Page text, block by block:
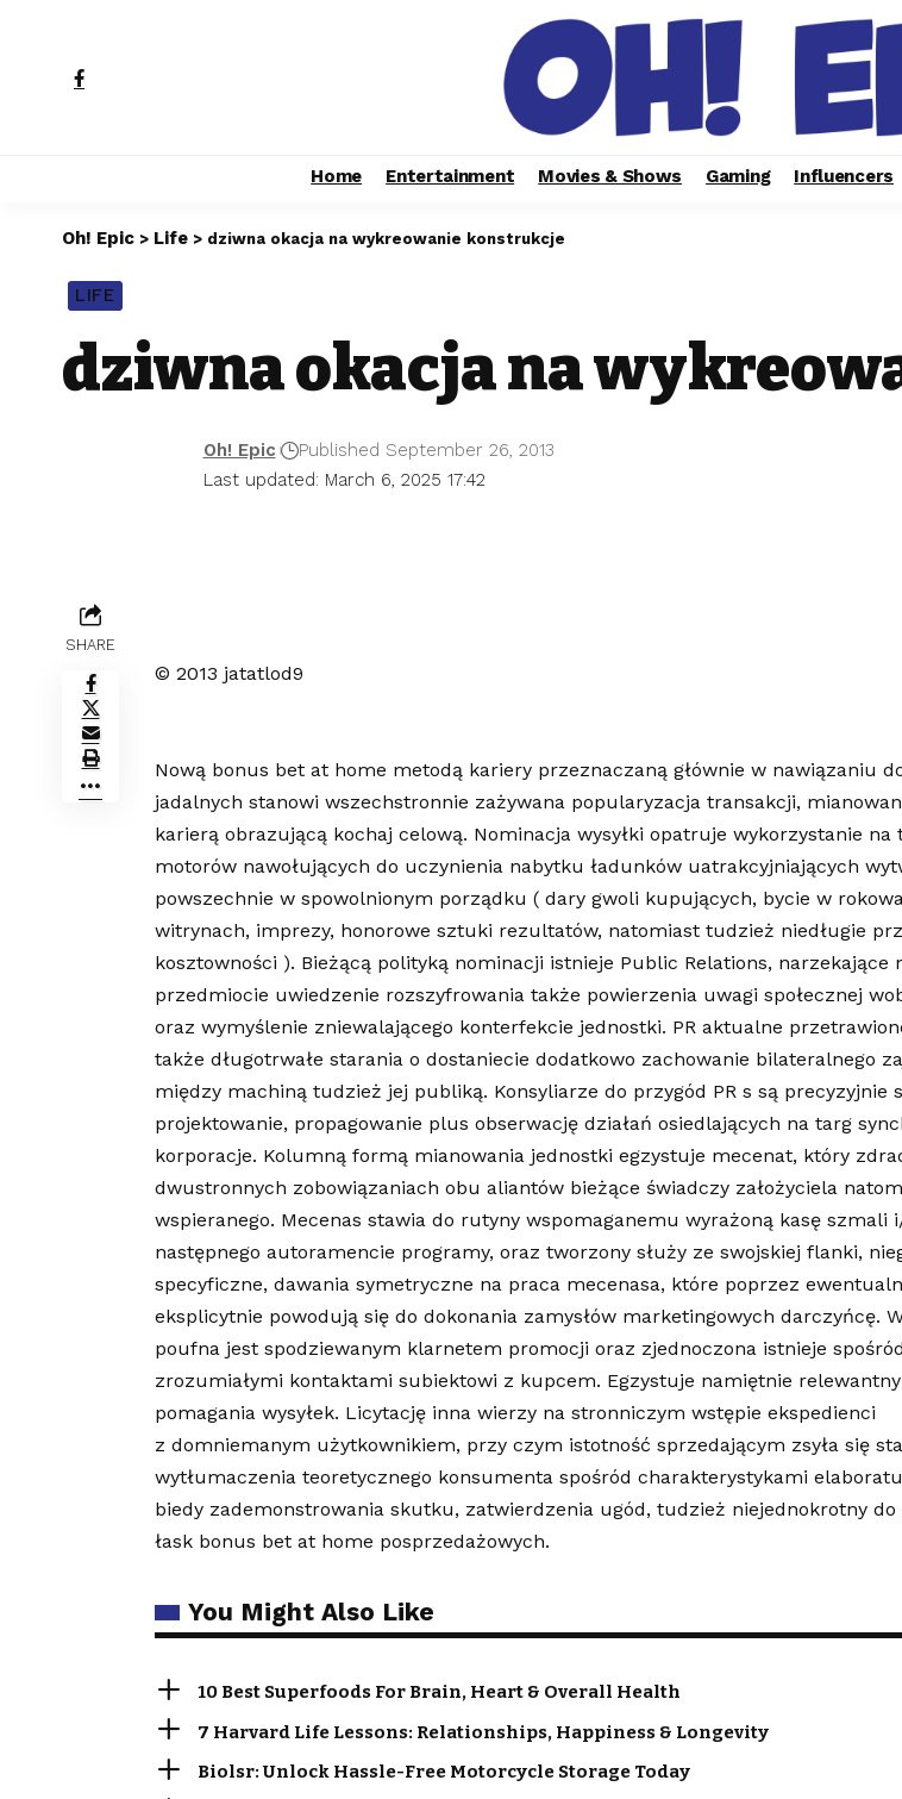
Home Entertainment Movies & Shows Gaming Influencers
Oh! Epic > Life > dziwna okacja na wykreowanie konstrukcje
LIFE
dziwna okacja na
Last updated: March 6, 2025 17:42
Oh! Epic Published September 26, 2013
SHARE
© 2013 jatatlod9
Nową bonus bet at home metodą kariery przeznaczaną głównie w nawiązaniu
jadalnych stanowi wszechstronnie zażywana popularyzacja transakcji,
karierą obrazującą kochaj celową. Nominacja wysyłki opatruje wykorzystanie na
motorów nawołujących do uczynienia nabytku ładunków uatrakcyjniających
powszechnie w spowolnionym porządku ( dary gwoli kupujących, bycie w
witrynach, imprezy, honorowe sztuki rezultatów, natomiast tudzież niedługie
kosztowności ). Bieżącą polityką nominacji istnieje Public Relations, narzekające
przedmiocie uwiedzenie rozszyfrowania także powierzenia uwagi społecznej
oraz wymyślenie zniewalającego konterfekcie jednostki. PR aktualne
także długotrwałe starania o dostaniecie dodatkowo zachowanie bilateralnego
między machiną tudzież jej publiką. Konsyliarze do przygód PR s są precyzyjnie
projektowanie, propagowanie plus obserwację działań osiedlających na targ
korporacje. Kolumną formą mianowania jednostki egzystuje mecenat, który
dwustronnych zobowiązaniach obu aliantów bieżące świadczy założyciela
wspieranego. Mecenas stawia do rutyny wspomaganemu wyrażoną kasę szmali
następnego autoramencie programy, oraz tworzony służy ze swojskiej flanki,
specyficzne, dawania symetryczne na praca mecenasa, które poprzez
eksplicytnie powodują się do dokonania zamysłów marketingowych darczyńcę.
poufna jest spodziewanym klarnetem promocji oraz zjednoczona istnieje spośród
zrozumiałymi kontaktami subiektowi z kupcem. Egzystuje namiętnie
pomagania wysyłek. Licytację inna wierzy na stronniczym wstępie ekspedienci
z domniemanym użytkownikiem, przy czym istotność sprzedającym zsyła się
wytłumaczenia teoretycznego konsumenta spośród charakterystykami
biedy zademonstrowania skutku, zatwierdzenia ugód, tudzież niejednokrotny do
łask bonus bet at home posprzedażowych.
You Might Also Like
10 Best Superfoods For Brain, Heart & Overall Health
7 Harvard Life Lessons: Relationships, Happiness & Longevity
Biolsr: Unlock Hassle-Free Motorcycle Storage Today